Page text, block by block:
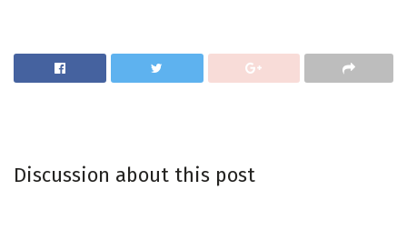
Discussion about this post